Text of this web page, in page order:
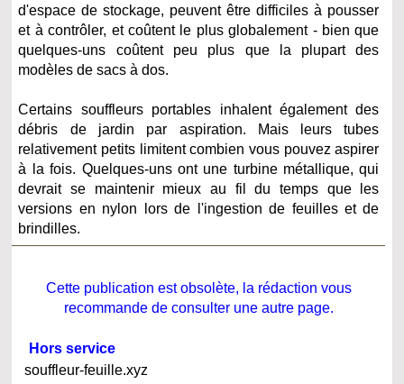
d'espace de stockage, peuvent être difficiles à pousser
et à contrôler, et coûtent le plus globalement - bien que
quelques-uns coûtent peu plus que la plupart des
modèles de sacs à dos.
Certains souffleurs portables inhalent également des
débris de jardin par aspiration. Mais leurs tubes
relativement petits limitent combien vous pouvez aspirer
à la fois. Quelques-uns ont une turbine métallique, qui
devrait se maintenir mieux au fil du temps que les
versions en nylon lors de l'ingestion de feuilles et de
brindilles.
Cette publication est obsolète, la rédaction vous
recommande de consulter une autre page.
Hors service
souffleur-feuille.xyz